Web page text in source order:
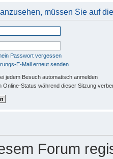
müssen Sie auf
Passwort vergessen
E-Mail erneut senden
jedem Besuch automatisch anmelden
Online-Status während dieser Sitzung
Forum